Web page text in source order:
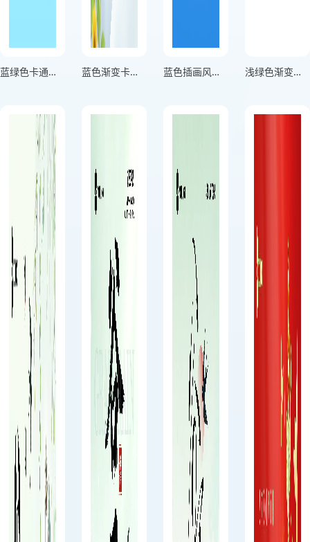
蓝绿色卡通风格保护地球人人 有责竖版世界地球日海报 蓝色渐变卡通风格每一抹绿意都是向上生长的未来竖版世界地球日海报 蓝色插画风格为地球发声与万物共生竖版世界地球日海报 浅绿色渐变插画风格谷雨春光晓山川黛色青竖版谷雨节气海报